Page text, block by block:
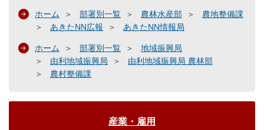
ホーム 部署別一覧 農林水産部
農地整備課
あきたNN広報
あきたNN情報局
ホーム 部署別一覧
地域振興局
由利地域振興局
由利地域振興局 農林部
農村整備課
産業・雇用